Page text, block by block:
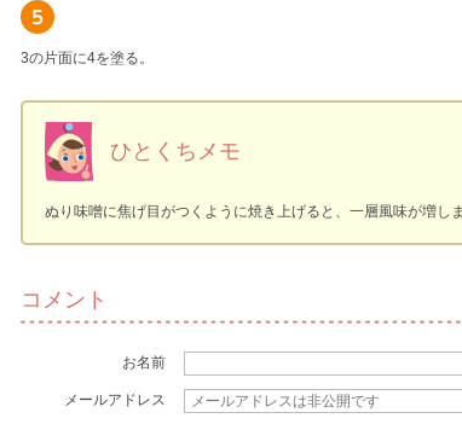
3の片面に4を塗る。
ひとくちメモ
ぬり味噌に焦げ目がつくように焼き上げると、一層風味が増しま
コメント
お名前
メールアドレス